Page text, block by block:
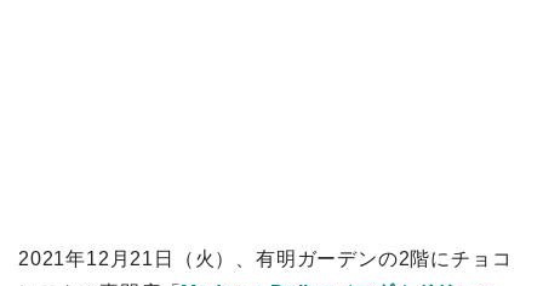
2021年12月21日（火）、有明ガーデンの2階にチョコ